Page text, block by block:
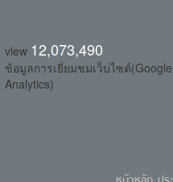
view 12,073,490
ข้อมูลการเยี่ยมชมเว็บไซต์(Google
Analytics)